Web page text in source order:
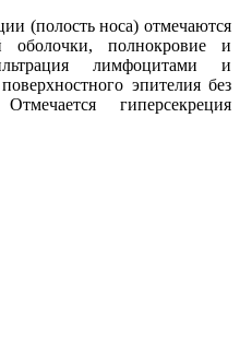
(полость носа) отмечаются
оболочки, полнокровие и
лимфоцитами и
эпителия без
гиперсекреция